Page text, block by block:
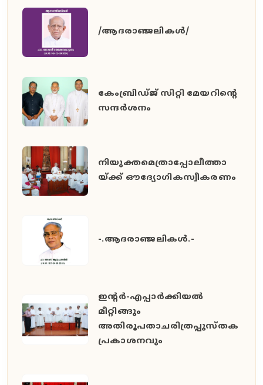
/ആദരാഞ്ജലികൾ/
കേംബ്രിഡ്ജ് സിറ്റി മേയറിൻ്റെ
സന്ദർശനം
നിയുക്തമെത്രാപ്പോലീത്താ
യ്ക്ക് ഔദ്യോഗികസ്വീകരണം
-.ആദരാഞ്ജലികൾ.-
ഇൻ്റർ-എപ്പാർക്കിയൽ
മീറ്റിങ്ങും
അതിരൂപതാചരിത്രപ്പുസ്തക
പ്രകാശനവും